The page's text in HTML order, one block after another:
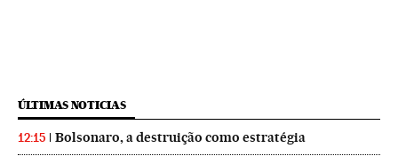
ÚLTIMAS NOTICIAS
12:15 Bolsonaro, a destruição como estratégia